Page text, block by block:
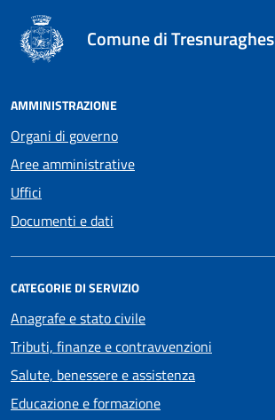
Comune di Tresnuraghes
AMMINISTRAZIONE
Organi di governo
Aree amministrative
Uffici
Documenti e dati
CATEGORIE DI SERVIZIO
Anagrafe e stato civile
Tributi, finanze e contravvenzioni
Salute, benessere e assistenza
Educazione e formazione